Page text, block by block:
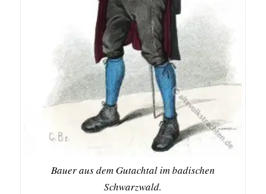
Bauer aus dem Gutachtal im badischen
Schwarzwald.